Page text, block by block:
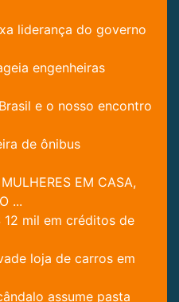
liderança do governo
engenheiras
e o nosso encontro
de ônibus
EM CASA,
...
12 mil em créditos de
loja de carros em
assume pasta